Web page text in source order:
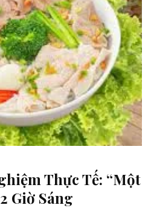
Thực Tế: “Một
Giờ Sáng